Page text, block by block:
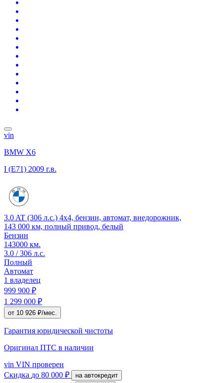
vin
BMW X6
I (E71) 2009 г.в.
3.0 AT (306 л.с.) 4x4, бензин, автомат, внедорожник,
143 000 км, полный привод, белый
Бензин
143000 км.
3.0 / 306 л.с.
Полный
Автомат
1 владелец
999 900 ₽
1 299 000 ₽
от 10 926 ₽/мес.
Гарантия юридической чистоты
Оригинал ПТС в наличии
vin VIN проверен
Скидка до 80 000 ₽ на автокредит